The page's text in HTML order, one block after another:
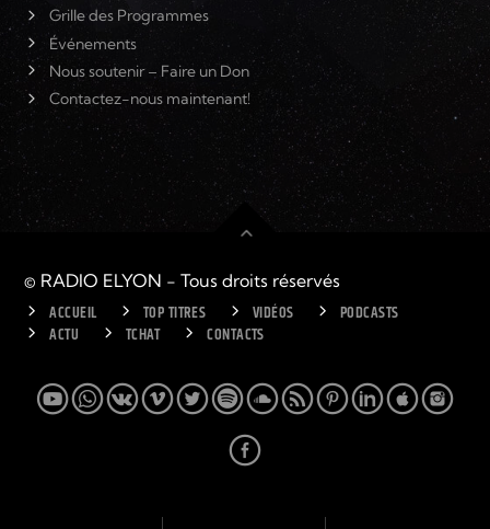
Grille des Programmes
Événements
Nous soutenir – Faire un Don
Contactez-nous maintenant!
© RADIO ELYON - Tous droits réservés
ACCUEIL TOP TITRES VIDÉOS
PODCASTS
ACTU
TCHAT CONTACTS